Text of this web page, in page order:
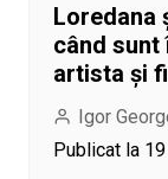
Loredana
când sunt
artista și
Igor
Publicat la